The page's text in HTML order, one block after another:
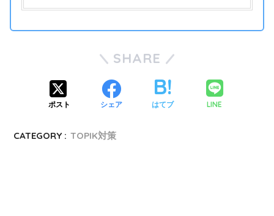
SHARE
ポスト シェア はてブ LINE
CATEGORY : TOPIK対策